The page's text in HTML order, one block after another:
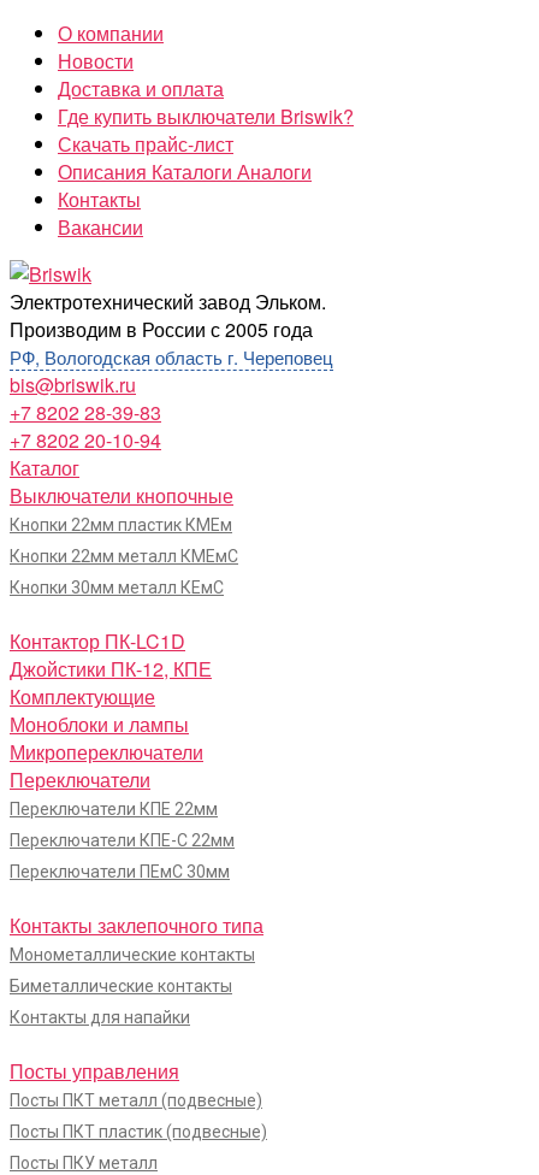
Перейти
содержимому
О компании
Новости
Доставка и оплата
Где купить выключатели Briswik?
Скачать прайс-лист
Описания Каталоги Аналоги
Контакты
Вакансии
Briswik
Электротехнический завод Эльком.
Производим в России с 2005 года
РФ, Вологодская область г. Череповец
bis@briswik.ru
+7 8202 28-39-83
+7 8202 20-10-94
Каталог
Выключатели кнопочные
Кнопки 22мм пластик КМЕм
Кнопки 22мм металл КМЕмС
Кнопки 30мм металл КЕмС
Контактор ПК-LC1D
Джойстики ПК-12, КПЕ
Комплектующие
Моноблоки и лампы
Микропереключатели
Переключатели
Переключатели КПЕ 22мм
Переключатели КПЕ-С 22мм
Переключатели ПЕмС 30мм
Контакты заклепочного типа
Монометаллические контакты
Биметаллические контакты
Контакты для напайки
Посты управления
Посты ПКТ металл (подвесные)
Посты ПКТ пластик (подвесные)
Посты ПКУ металл